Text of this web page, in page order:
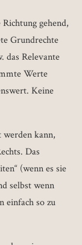
gehend,
Grundrechte
das Relevante
Werte
Keine
werden kann,
Das
(wenn es sie
selbst wenn
einfach so zu